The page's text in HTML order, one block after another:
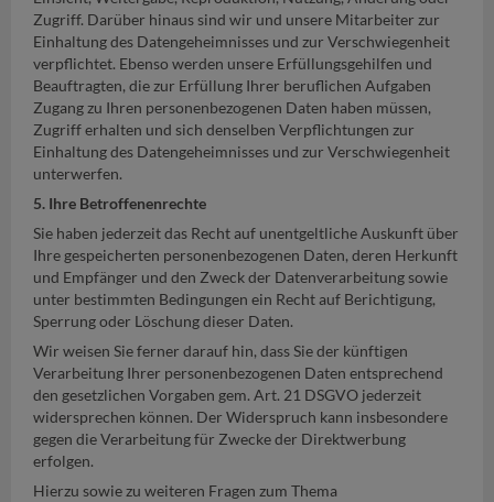
Zugriff. Darüber hinaus sind wir und unsere Mitarbeiter zur
Einhaltung des Datengeheimnisses und zur Verschwiegenheit
verpflichtet. Ebenso werden unsere Erfüllungsgehilfen und
Beauftragten, die zur Erfüllung Ihrer beruflichen Aufgaben
Zugang zu Ihren personenbezogenen Daten haben müssen,
Zugriff erhalten und sich denselben Verpflichtungen zur
Einhaltung des Datengeheimnisses und zur Verschwiegenheit
unterwerfen.
5. Ihre Betroffenenrechte
Sie haben jederzeit das Recht auf unentgeltliche Auskunft über
Ihre gespeicherten personenbezogenen Daten, deren Herkunft
und Empfänger und den Zweck der Datenverarbeitung sowie
unter bestimmten Bedingungen ein Recht auf Berichtigung,
Sperrung oder Löschung dieser Daten.
Wir weisen Sie ferner darauf hin, dass Sie der künftigen
Verarbeitung Ihrer personenbezogenen Daten entsprechend
den gesetzlichen Vorgaben gem. Art. 21 DSGVO jederzeit
widersprechen können. Der Widerspruch kann insbesondere
gegen die Verarbeitung für Zwecke der Direktwerbung
erfolgen.
Hierzu sowie zu weiteren Fragen zum Thema